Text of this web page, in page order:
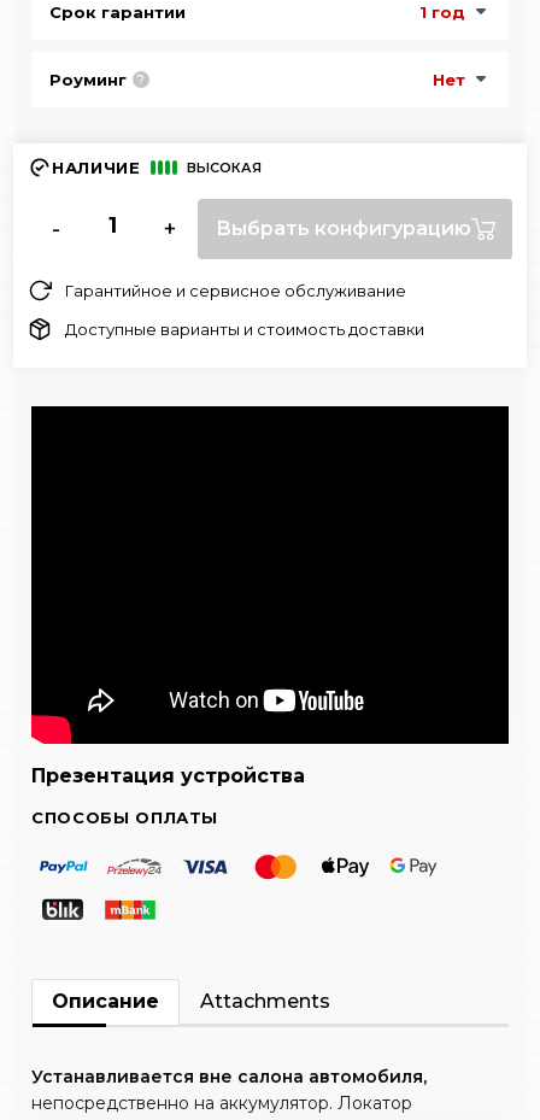
Срок гарантии 1 год
Роуминг ? Нет
НАЛИЧИЕ ВЫСОКАЯ
- + Выбрать конфигурацию
Гарантийное и сервисное обслуживание
Доступные варианты и стоимость доставки
Презентация устройства
СПОСОБЫ ОПЛАТЫ
Описание Attachments
Устанавливается вне салона автомобиля,
непосредственно на аккумулятор. Локатор